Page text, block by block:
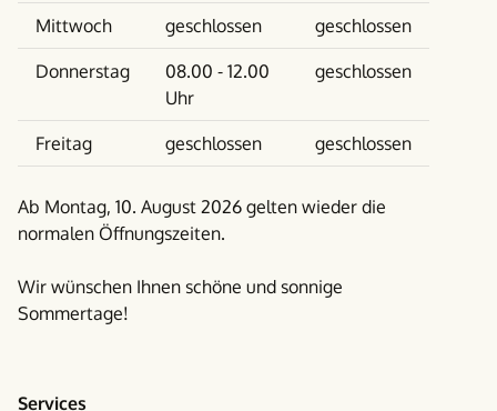
Mittwoch geschlossen geschlossen
Donnerstag
08.00 - 12.00
Uhr
geschlossen
Freitag geschlossen geschlossen
Ab Montag, 10. August 2026 gelten wieder die
normalen Öffnungszeiten.
Wir wünschen Ihnen schöne und sonnige
Sommertage!
Services